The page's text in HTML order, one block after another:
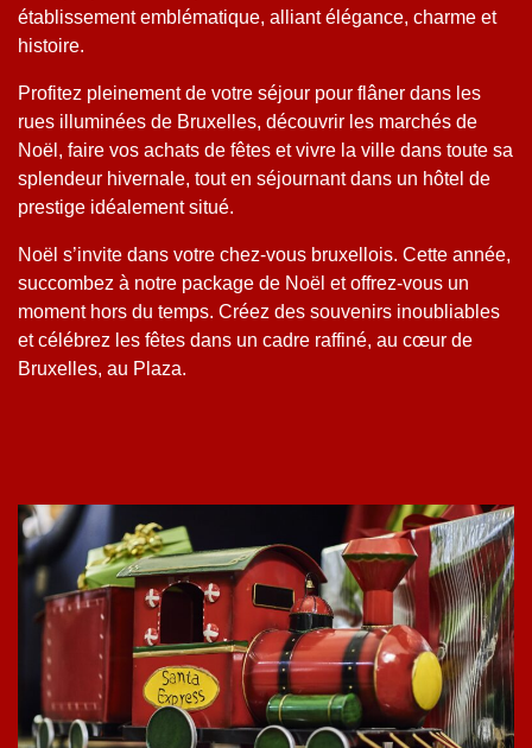
établissement emblématique, alliant élégance, charme et
histoire.
Profitez pleinement de votre séjour pour flâner dans les
rues illuminées de Bruxelles, découvrir les marchés de
Noël, faire vos achats de fêtes et vivre la ville dans toute sa
splendeur hivernale, tout en séjournant dans un hôtel de
prestige idéalement situé.
Noël s’invite dans votre chez-vous bruxellois. Cette année,
succombez à notre package de Noël et offrez-vous un
moment hors du temps. Créez des souvenirs inoubliables
et célébrez les fêtes dans un cadre raffiné, au cœur de
Bruxelles, au Plaza.